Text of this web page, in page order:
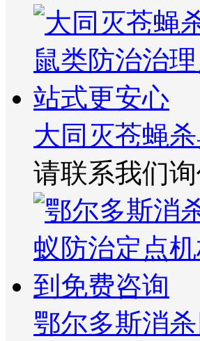
大同灭苍蝇
请联系我们
鄂尔多斯消